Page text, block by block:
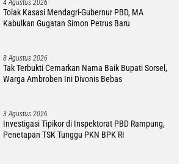
4 Agustus 2026
Tolak Kasasi Mendagri-Gubernur PBD, MA
Kabulkan Gugatan Simon Petrus Baru
8 Agustus 2026
Tak Terbukti Cemarkan Nama Baik Bupati Sorsel,
Warga Ambroben Ini Divonis Bebas
3 Agustus 2026
Investigasi Tipikor di Inspektorat PBD Rampung,
Penetapan TSK Tunggu PKN BPK RI